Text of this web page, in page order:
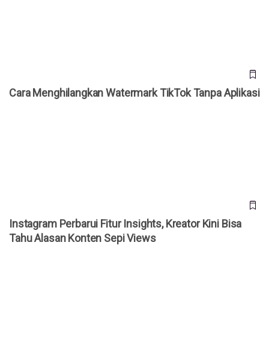
Cara Menghilangkan Watermark TikTok Tanpa Aplikasi
Instagram Perbarui Fitur Insights, Kreator Kini Bisa
Tahu Alasan Konten Sepi Views